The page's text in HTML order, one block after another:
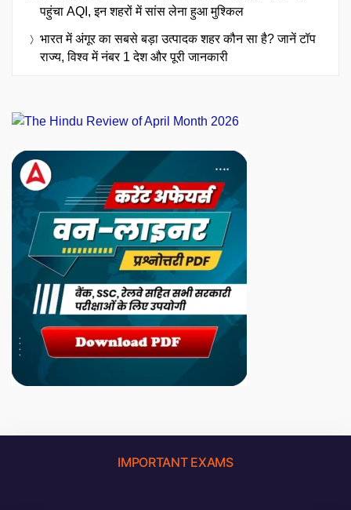
पहुंचा AQI, इन शहरों में सांस लेना हुआ मुश्किल
भारत में अंगूर का सबसे बड़ा उत्पादक शहर कौन सा है? जानें टॉप
राज्य, विश्व में नंबर 1 देश और पूरी जानकारी
IMPORTANT EXAMS